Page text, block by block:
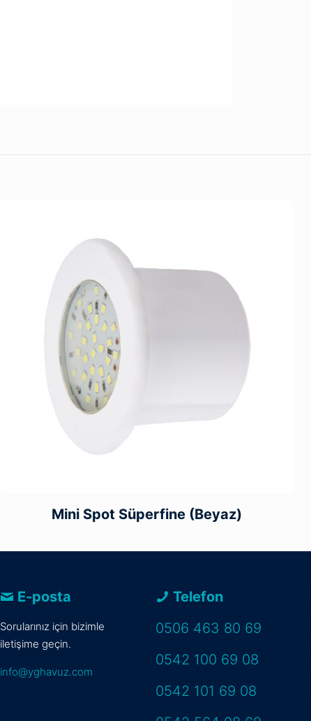
Mini Spot Süperfine (Beyaz)
E-posta
Sorularınız için bizimle
iletişime geçin.
info@yghavuz.com
Telefon
0506 463 80 69
0542 100 69 08
0542 101 69 08